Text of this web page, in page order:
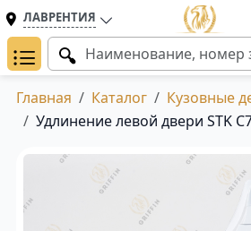
ЛАВРЕНТИЯ
Главная Каталог
Кузовные
Удлинение левой двери STK